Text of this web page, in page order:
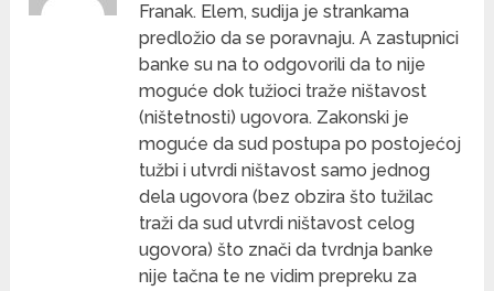
Franak. Elem, sudija je strankama
predložio da se poravnaju. A zastupnici
banke su na to odgovorili da to nije
moguće dok tužioci traže ništavost
(ništetnosti) ugovora. Zakonski je
moguće da sud postupa po postojećoj
tužbi i utvrdi ništavost samo jednog
dela ugovora (bez obzira što tužilac
traži da sud utvrdi ništavost celog
ugovora) što znači da tvrdnja banke
nije tačna te ne vidim prepreku za